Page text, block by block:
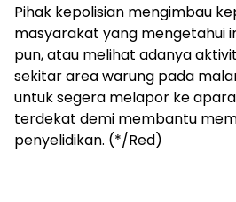
​Pihak kepolisian mengimbau
masyarakat yang mengetahui
pun, atau melihat adanya
sekitar area warung pada
untuk segera melapor ke
terdekat demi membantu
penyelidikan. (*/Red)